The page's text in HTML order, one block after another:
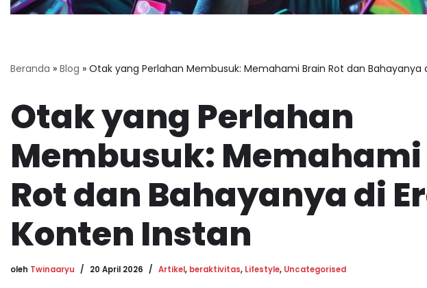
Beranda » Blog » Otak yang Perlahan Membusuk: Memahami Brain Rot dan Bahayanya
Otak yang Perlahan
Membusuk:
Rot dan Bahayanya di
Konten Instan
oleh Twinaaryu 20 April 2026 Artikel, beraktivitas, Lifestyle, Uncategorised